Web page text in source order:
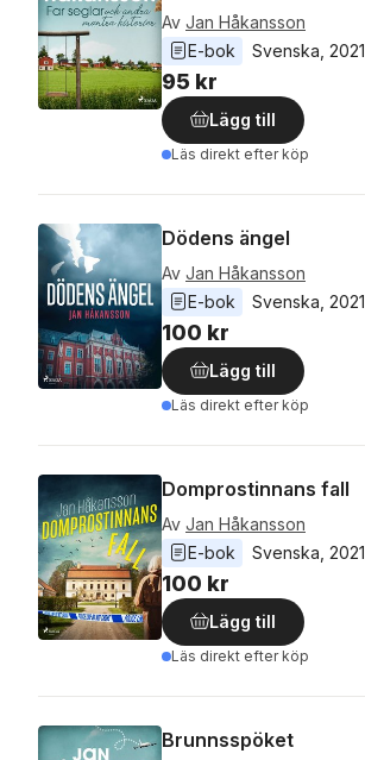
Av Jan Håkansson
E-bok
Svenska 2021
95 kr
Lägg till
Läs direkt efter köp
Dödens ängel
Av Jan Håkansson
E-bok
Svenska 2021
100 kr
Lägg till
Läs direkt efter köp
Domprostinnans fall
Av Jan Håkansson
E-bok
Svenska 2021
100 kr
Lägg till
Läs direkt efter köp
Brunnsspöket